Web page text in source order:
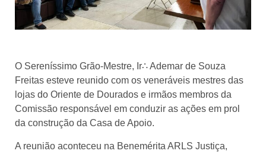
O Sereníssimo Grão-Mestre, Ir∴ Ademar de Souza
Freitas esteve reunido com os veneráveis mestres das
lojas do Oriente de Dourados e irmãos membros da
Comissão responsável em conduzir as ações em prol
da construção da Casa de Apoio.
A reunião aconteceu na Benemérita ARLS Justiça,